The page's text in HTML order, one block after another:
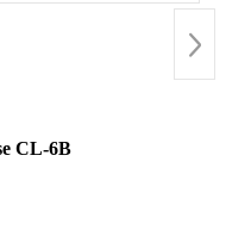
CL-6B